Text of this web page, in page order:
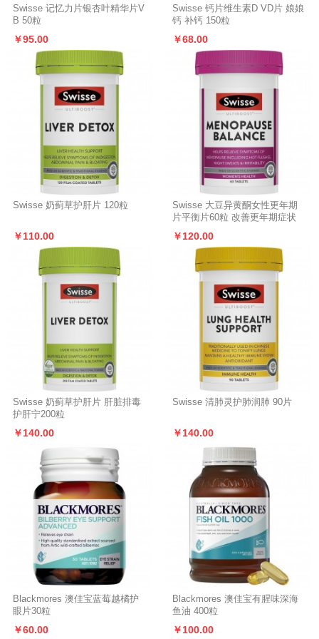
Swisse 记忆力片银杏叶精华片V
B 50粒
￥95.00
Swisse 钙片维生素D VD片 娘娘
钙 补钙 150粒
￥68.00
Swisse 奶蓟草护肝片 120粒
￥110.00
Swisse 大豆异黄酮女性更年期
片平衡片60粒 改善更年期症状
￥120.00
Swisse 奶蓟草护肝片 肝脏排毒
护肝宁200粒
￥140.00
Swisse 清肺灵护肺润肺 90片
￥140.00
Blackmores 澳佳宝蓝莓越橘护
眼片30粒
￥60.00
Blackmores 澳佳宝有腥味深海
鱼油 400粒
￥100.00